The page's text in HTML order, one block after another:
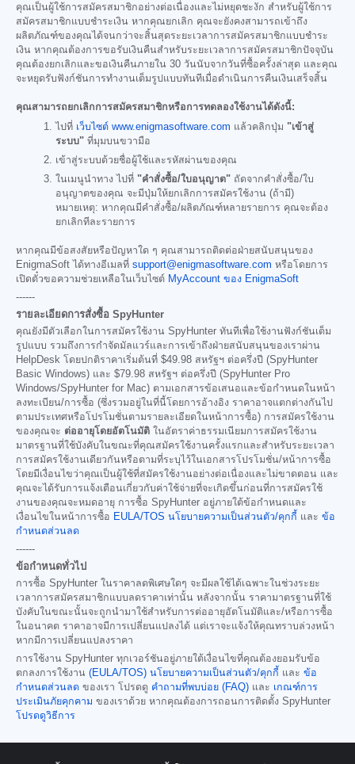
คุณเป็นผู้ใช้การสมัครสมาชิกอย่างต่อเนื่องและไม่หยุดชะงัก สำหรับผู้ใช้การ
สมัครสมาชิกแบบชำระเงิน หากคุณยกเลิก คุณจะยังคงสามารถเข้าถึง
ผลิตภัณฑ์ของคุณได้จนกว่าจะสิ้นสุดระยะเวลาการสมัครสมาชิกแบบชำระ
เงิน หากคุณต้องการขอรับเงินคืนสำหรับระยะเวลาการสมัครสมาชิกปัจจุบัน
คุณต้องยกเลิกและขอเงินคืนภายใน 30 วันนับจากวันที่ซื้อครั้งล่าสุด และคุณ
จะหยุดรับฟังก์ชันการทำงานเต็มรูปแบบทันทีเมื่อดำเนินการคืนเงินเสร็จสิ้น
คุณสามารถยกเลิกการสมัครสมาชิกหรือการทดลองใช้งานได้ดังนี้:
ไปที่ เว็บไซต์ www.enigmasoftware.com แล้วคลิกปุ่ม "เข้าสู่
ระบบ" ที่มุมบนขวามือ
เข้าสู่ระบบด้วยชื่อผู้ใช้และรหัสผ่านของคุณ
ในเมนูนำทาง ไปที่ "คำสั่งซื้อ/ใบอนุญาต" ถัดจากคำสั่งซื้อ/ใบ
อนุญาตของคุณ จะมีปุ่มให้ยกเลิกการสมัครใช้งาน (ถ้ามี)
หมายเหตุ: หากคุณมีคำสั่งซื้อ/ผลิตภัณฑ์หลายรายการ คุณจะต้อง
ยกเลิกทีละรายการ
หากคุณมีข้อสงสัยหรือปัญหาใด ๆ คุณสามารถติดต่อฝ่ายสนับสนุนของ
EnigmaSoft ได้ทางอีเมลที่ support@enigmasoftware.com หรือโดยการ
เปิดตั๋วขอความช่วยเหลือในเว็บไซต์ MyAccount ของ EnigmaSoft
------
รายละเอียดการสั่งซื้อ SpyHunter
คุณยังมีตัวเลือกในการสมัครใช้งาน SpyHunter ทันทีเพื่อใช้งานฟังก์ชันเต็ม
รูปแบบ รวมถึงการกำจัดมัลแวร์และการเข้าถึงฝ่ายสนับสนุนของเราผ่าน
HelpDesk โดยปกติราคาเริ่มต้นที่ $49.98 สหรัฐฯ ต่อครึ่งปี (SpyHunter
Basic Windows) และ $79.98 สหรัฐฯ ต่อครึ่งปี (SpyHunter Pro
Windows/SpyHunter for Mac) ตามเอกสารข้อเสนอและข้อกำหนดในหน้า
ลงทะเบียน/การซื้อ (ซึ่งรวมอยู่ในที่นี้โดยการอ้างอิง ราคาอาจแตกต่างกันไป
ตามประเทศหรือโปรโมชั่นตามรายละเอียดในหน้าการซื้อ) การสมัครใช้งาน
ของคุณจะ ต่ออายุโดยอัตโนมัติ ในอัตราค่าธรรมเนียมการสมัครใช้งาน
มาตรฐานที่ใช้บังคับในขณะที่คุณสมัครใช้งานครั้งแรกและสำหรับระยะเวลา
การสมัครใช้งานเดียวกันหรือตามที่ระบุไว้ในเอกสารโปรโมชั่น/หน้าการซื้อ
โดยมีเงื่อนไขว่าคุณเป็นผู้ใช้ที่สมัครใช้งานอย่างต่อเนื่องและไม่ขาดตอน และ
คุณจะได้รับการแจ้งเตือนเกี่ยวกับค่าใช้จ่ายที่จะเกิดขึ้นก่อนที่การสมัครใช้
งานของคุณจะหมดอายุ การซื้อ SpyHunter อยู่ภายใต้ข้อกำหนดและ
เงื่อนไขในหน้าการซื้อ EULA/TOS นโยบายความเป็นส่วนตัว/คุกกี้ และ ข้อ
กำหนดส่วนลด
------
ข้อกำหนดทั่วไป
การซื้อ SpyHunter ในราคาลดพิเศษใดๆ จะมีผลใช้ได้เฉพาะในช่วงระยะ
เวลาการสมัครสมาชิกแบบลดราคาเท่านั้น หลังจากนั้น ราคามาตรฐานที่ใช้
บังคับในขณะนั้นจะถูกนำมาใช้สำหรับการต่ออายุอัตโนมัติและ/หรือการซื้อ
ในอนาคต ราคาอาจมีการเปลี่ยนแปลงได้ แต่เราจะแจ้งให้คุณทราบล่วงหน้า
หากมีการเปลี่ยนแปลงราคา
การใช้งาน SpyHunter ทุกเวอร์ชันอยู่ภายใต้เงื่อนไขที่คุณต้องยอมรับข้อ
ตกลงการใช้งาน (EULA/TOS) นโยบายความเป็นส่วนตัว/คุกกี้ และ ข้อ
กำหนดส่วนลด ของเรา โปรดดู คำถามที่พบบ่อย (FAQ) และ เกณฑ์การ
ประเมินภัยคุกคาม ของเราด้วย หากคุณต้องการถอนการติดตั้ง SpyHunter
โปรดดูวิธีการ